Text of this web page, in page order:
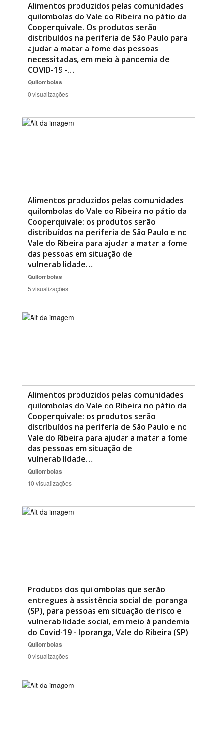
Alimentos produzidos pelas comunidades
quilombolas do Vale do Ribeira no pátio da
Cooperquivale. Os produtos serão
distribuídos na periferia de São Paulo para
ajudar a matar a fome das pessoas
necessitadas, em meio à pandemia de
COVID-19 -…
Quilombolas
0 visualizações
Alimentos produzidos pelas comunidades
quilombolas do Vale do Ribeira no pátio da
Cooperquivale: os produtos serão
distribuídos na periferia de São Paulo e no
Vale do Ribeira para ajudar a matar a fome
das pessoas em situação de
vulnerabilidade…
Quilombolas
5 visualizações
Alimentos produzidos pelas comunidades
quilombolas do Vale do Ribeira no pátio da
Cooperquivale: os produtos serão
distribuídos na periferia de São Paulo e no
Vale do Ribeira para ajudar a matar a fome
das pessoas em situação de
vulnerabilidade…
Quilombolas
10 visualizações
Produtos dos quilombolas que serão
entregues à assistência social de Iporanga
(SP), para pessoas em situação de risco e
vulnerabilidade social, em meio à pandemia
do Covid-19 - Iporanga, Vale do Ribeira (SP)
Quilombolas
0 visualizações